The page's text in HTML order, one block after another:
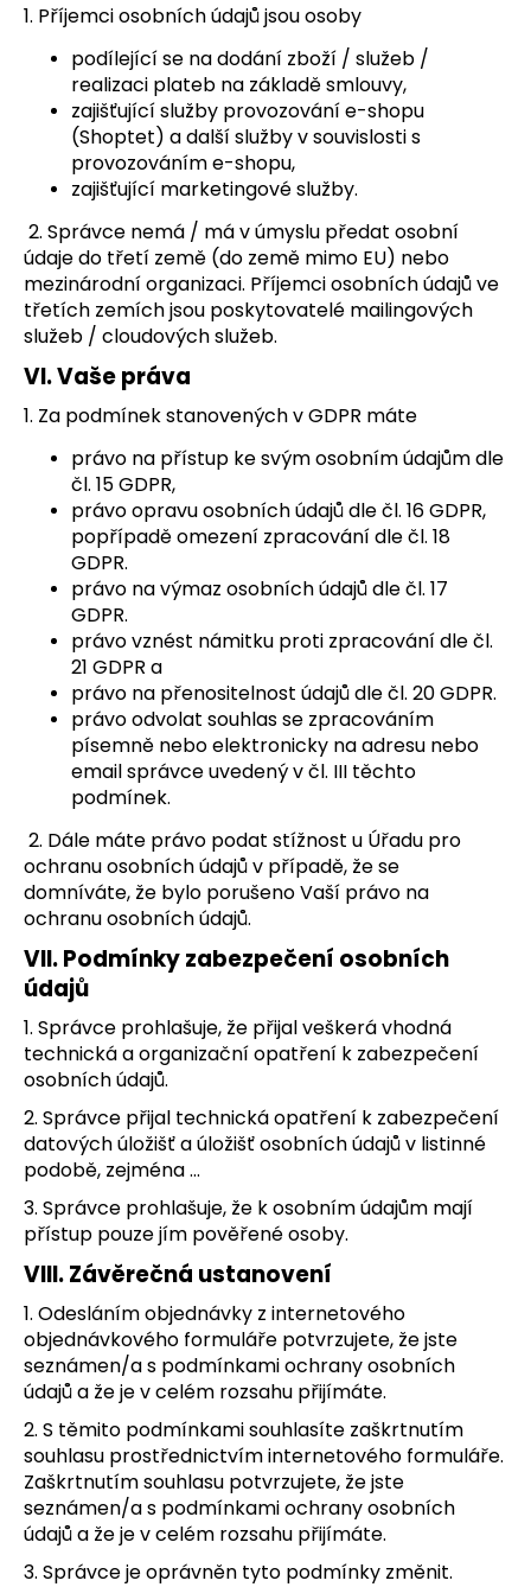
1. Příjemci osobních údajů jsou osoby
podílející se na dodání zboží / služeb /
realizaci plateb na základě smlouvy,
zajišťující služby provozování e-shopu
(Shoptet) a další služby v souvislosti s
provozováním e-shopu,
zajišťující marketingové služby.
2. Správce nemá / má v úmyslu předat osobní
údaje do třetí země (do země mimo EU) nebo
mezinárodní organizaci. Příjemci osobních údajů ve
třetích zemích jsou poskytovatelé mailingových
služeb / cloudových služeb.
VI.Vaše práva
1. Za podmínek stanovených v GDPR máte
právo na přístup ke svým osobním údajům dle
čl. 15 GDPR,
právo opravu osobních údajů dle čl. 16 GDPR,
popřípadě omezení zpracování dle čl. 18
GDPR.
právo na výmaz osobních údajů dle čl. 17
GDPR.
právo vznést námitku proti zpracování dle čl.
21 GDPR a
právo na přenositelnost údajů dle čl. 20 GDPR.
právo odvolat souhlas se zpracováním
písemně nebo elektronicky na adresu nebo
email správce uvedený v čl. III těchto
podmínek.
2. Dále máte právo podat stížnost u Úřadu pro
ochranu osobních údajů v případě, že se
domníváte, že bylo porušeno Vaší právo na
ochranu osobních údajů.
VII.Podmínky zabezpečení osobních
údajů
1. Správce prohlašuje, že přijal veškerá vhodná
technická a organizační opatření k zabezpečení
osobních údajů.
2. Správce přijal technická opatření k zabezpečení
datových úložišť a úložišť osobních údajů v listinné
podobě, zejména …
3. Správce prohlašuje, že k osobním údajům mají
přístup pouze jím pověřené osoby.
VIII.Závěrečná ustanovení
1. Odesláním objednávky z internetového
objednávkového formuláře potvrzujete, že jste
seznámen/a s podmínkami ochrany osobních
údajů a že je v celém rozsahu přijímáte.
2. S těmito podmínkami souhlasíte zaškrtnutím
souhlasu prostřednictvím internetového formuláře.
Zaškrtnutím souhlasu potvrzujete, že jste
seznámen/a s podmínkami ochrany osobních
údajů a že je v celém rozsahu přijímáte.
3. Správce je oprávněn tyto podmínky změnit.